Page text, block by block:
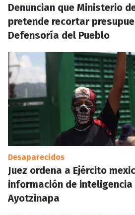
Denuncian que Ministerio
pretende recortar
Defensoría del Pueblo
Desaparecidos
Juez ordena a Ejército
información de inteligencia
Ayotzinapa